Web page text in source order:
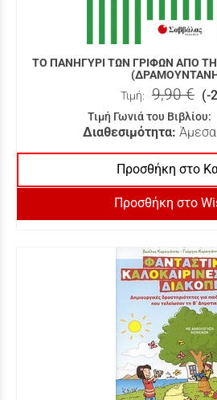
ΤΟ ΠΑΝΗΓΥΡΙ ΤΩΝ ΓΡΙΦΩΝ ΑΠΟ
Τιμή: 9,90 € (-
Τιμή Γωνιά του Βιβλίου:
Διαθεσιμότητα: Άμεσα
Προσθήκη στο
Προσθήκη στο